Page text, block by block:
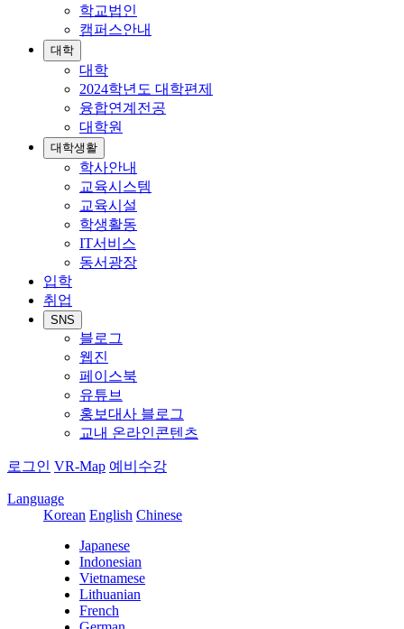
학교법인
캠퍼스안내
대학
대학
2024학년도 대학편제
융합연계전공
대학원
대학생활
학사안내
교육시스템
교육시설
학생활동
IT서비스
동서광장
입학
취업
SNS
블로그
웹진
페이스북
유튜브
홍보대사 블로그
교내 온라인콘텐츠
로그인 VR-Map 예비수강
Language
Korean English Chinese
Japanese
Indonesian
Vietnamese
Lithuanian
French